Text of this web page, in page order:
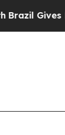
Parents